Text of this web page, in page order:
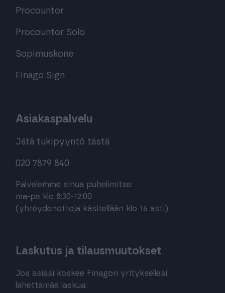
Procountor
Procountor Solo
Sopimuskone
Finago Sign
Asiakaspalvelu
Jätä tukipyyntö tästä
020 7879 840
Palvelemme sinua puhelimitse:
ma-pe klo 8:30-12:00
(yhteydenottoja käsitellään klo 16 asti)
Laskutus ja tilausmuutokset
Jos asiasi koskee Finagon yrityksellesi
lähettämää laskua: